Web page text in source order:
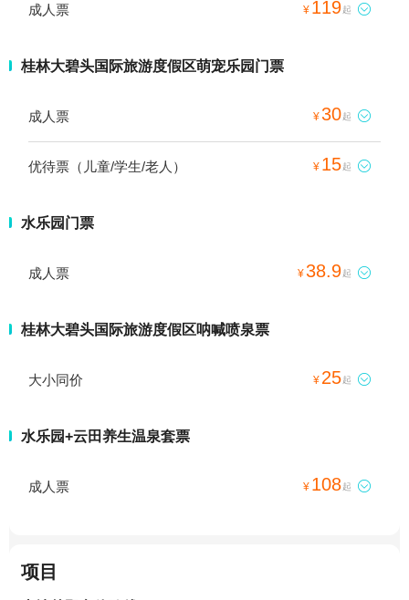
成人票 ¥ 119起 
桂林大碧头国际旅游度假区萌宠乐园门票
成人票 ¥30起 
优待票（儿童/学生/老人） ¥ 15起 
水乐园门票
成人票 ¥38.9起 
桂林大碧头国际旅游度假区呐喊喷泉票
大小同价 ¥ 25起 
水乐园+云田养生温泉套票
成人票 ¥ 108起 
项目